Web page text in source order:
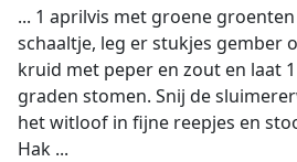
... 1 aprilvis met groene
schaaltje, leg er stukjes gember
kruid met peper en zout en laat
graden stomen. Snij de
het witloof in fijne reepjes en
Hak ...